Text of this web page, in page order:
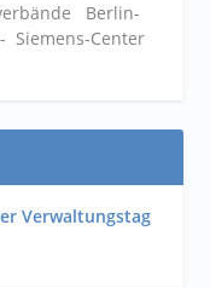
Berlin-
Siemens-Center
Verwaltungstag